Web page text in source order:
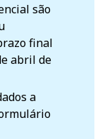
são
final
abril de
a